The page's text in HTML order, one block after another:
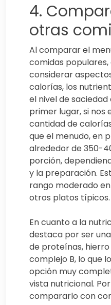
4.
otras
Al comparar el
comidas
considerar
calorías, los
el nivel de saciedad
primer lugar, si nos
cantidad de
que el menudo, en
alrededor de 350-
porción,
y la preparación.
rango moderado
otros platos típicos.
En cuanto a la
destaca por ser
de proteínas,
complejo B, lo que
opción muy
vista nutricional.
compararlo con